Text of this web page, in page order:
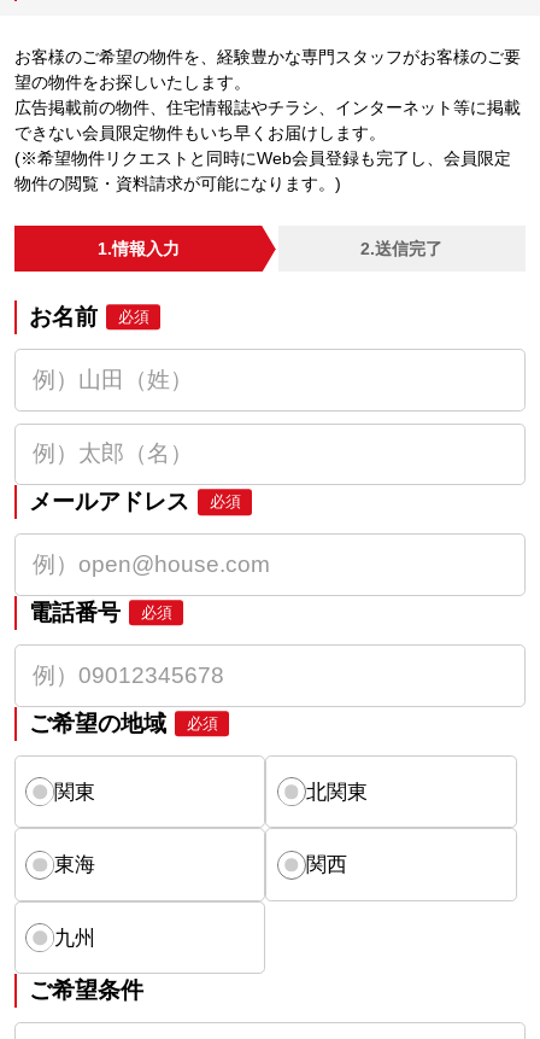
お客様のご希望の物件を、経験豊かな専門スタッフがお客様のご要
望の物件をお探しいたします。
広告掲載前の物件、住宅情報誌やチラシ、インターネット等に掲載
できない会員限定物件もいち早くお届けします。
(※希望物件リクエストと同時にWeb会員登録も完了し、会員限定
物件の閲覧・資料請求が可能になります。)
1.情報入力 2.送信完了
お名前 必須
メールアドレス 必須
電話番号 必須
ご希望の地域 必須
関東 北関東
東海 関西
九州
ご希望条件